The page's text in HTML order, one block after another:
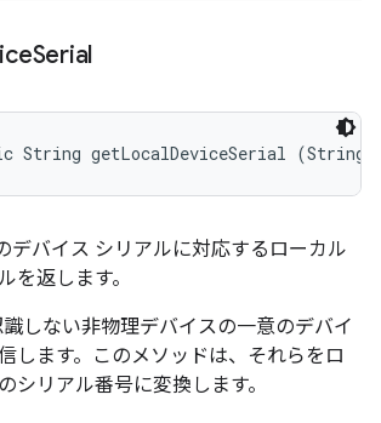
Serial
String getLocalDeviceSerial (String
デバイス シリアルに対応するローカル
を返します。
しない非物理デバイスの一意のデバイ
します。このメソッドは、それらをロ
シリアル番号に変換します。